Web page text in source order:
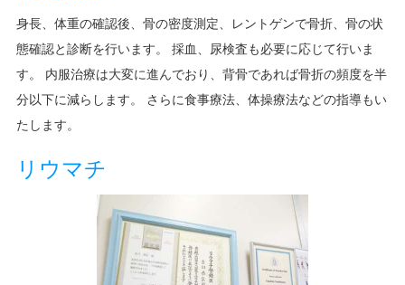
身長、体重の確認後、骨の密度測定、レントゲンで骨折、骨の状
態確認と診断を行います。 採血、尿検査も必要に応じて行いま
す。 内服治療は大変に進んでおり、背骨であれば骨折の頻度を半
分以下に減らします。 さらに食事療法、体操療法などの指導もい
たします。
リウマチ